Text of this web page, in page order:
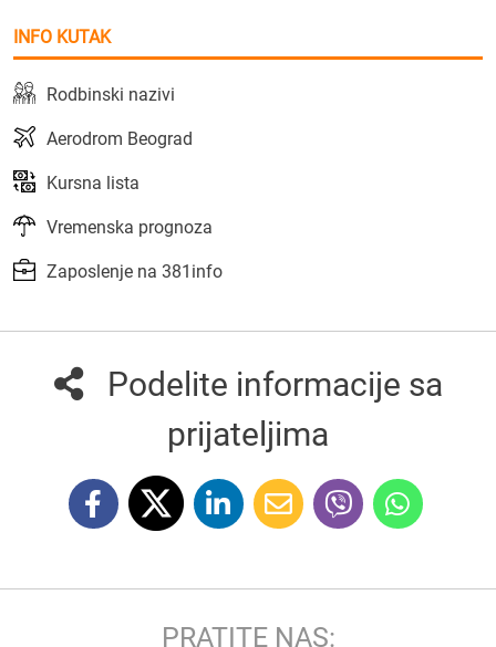
INFO KUTAK
Rodbinski nazivi
Aerodrom Beograd
Kursna lista
Vremenska prognoza
Zaposlenje na 381info
Podelite informacije sa
prijateljima
PRATITE NAS: